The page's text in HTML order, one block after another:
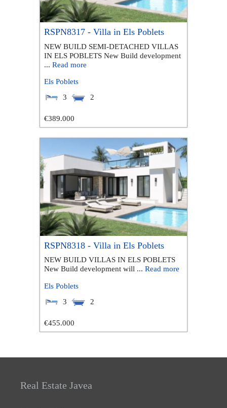
RSPN8317 - Villa in Els Poblets
NEW BUILD SEMI-DETACHED VILLAS
IN ELS POBLETS New Build development
... Read more
Els Poblets
3
2
€389.000
RSPN8318 - Villa in Els Poblets
NEW BUILD VILLAS IN ELS POBLETS
New Build development will ... Read more
Els Poblets
3
2
€455.000
Real Estate Javea